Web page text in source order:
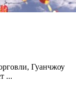
Гуанчжоу
...